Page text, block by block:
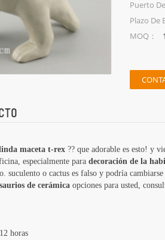
Puerto
Plazo De
MOQ：
maceta t-rex ?? que adorable es esto! y
especialmente para decoración de la
suculento o cactus es falso y podría
de cerámica opciones para usted,
horas